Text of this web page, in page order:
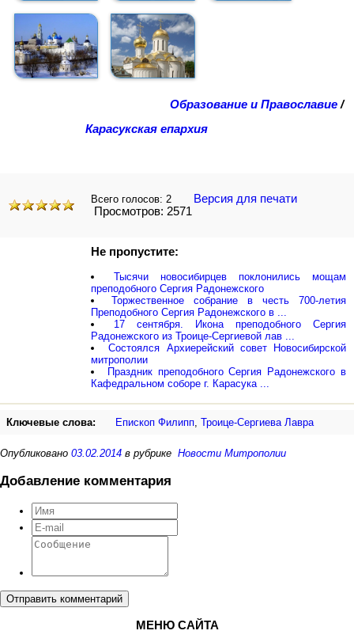
Образование и Православие/
Карасукская епархия
Всего голосов: 2
Версия для печати
Просмотров: 2571
Не пропустите:
Тысячи новосибирцев поклонились мощам
преподобного Сергия Радонежского
Торжественное собрание в честь 700-летия
Преподобного Сергия Радонежского в ...
17 сентября. Икона преподобного Сергия
Радонежского из Троице-Сергиевой лав ...
Состоялся Архиерейский совет Новосибирской
митрополии
Праздник преподобного Сергия Радонежского в
Кафедральном соборе г. Карасука ...
Ключевые слова: Епископ Филипп, Троице-Сергиева Лавра
Опубликовано 03.02.2014 в рубрике Новости Митрополии
Добавление комментария
Отправить комментарий
МЕНЮ САЙТА